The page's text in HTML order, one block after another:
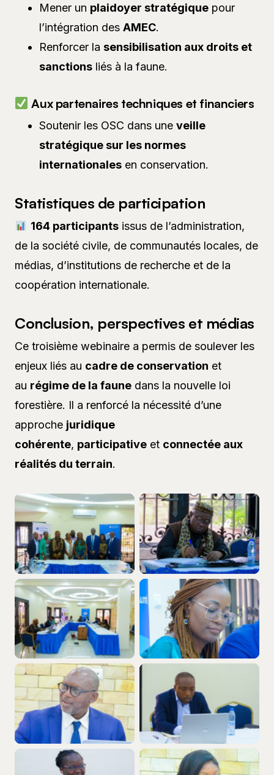
Mener un plaidoyer stratégique pour
l’intégration des AMEC.
Renforcer la sensibilisation aux droits et
sanctions liés à la faune.
Aux partenaires techniques et financiers
Soutenir les OSC dans une veille
stratégique sur les normes
internationales en conservation.
Statistiques de participation
164 participantsissus de l’administration,
de la société civile, de communautés locales, de
médias, d’institutions de recherche et de la
coopération internationale.
Conclusion, perspectives et médias
Ce troisième webinaire a permis de soulever les
enjeux liés au cadre de conservation et
au régime de la faune dans la nouvelle loi
forestière. Il a renforcé la nécessité d’une
approche juridique
cohérente, participative et connectée aux
réalités du terrain.